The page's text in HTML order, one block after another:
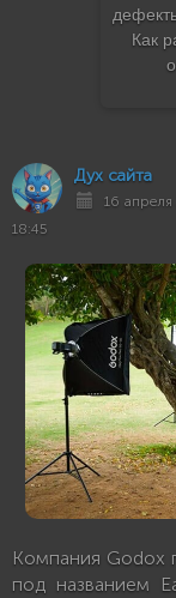
Как
Дух сайта
16 апреля
18:45
Компания Godox
под названием